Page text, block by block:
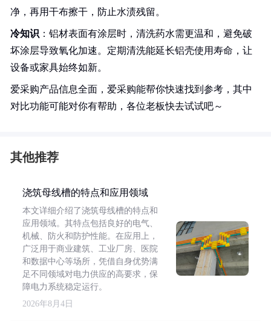
净，再用干布擦干，防止水渍残留。
冷知识 ：铝材表面有涂层时，清洗药水需更温和，避免破
坏涂层导致氧化加速。定期清洗能延长铝壳使用寿命，让
设备或家具始终如新。
爱采购产品信息全面，爱采购能帮你快速找到参考，其中
对比功能可能对你有帮助，各位老板快去试试吧～
其他推荐
浇筑母线槽的特点和应用领域
本文详细介绍了浇筑母线槽的特点和
应用领域。其特点包括良好的电气、
机械、防火和防护性能。在应用上，
广泛用于商业建筑、工业厂房、医院
和数据中心等场所，凭借自身优势满
足不同领域对电力供应的高要求，保
障电力系统稳定运行。
2026年8月4日